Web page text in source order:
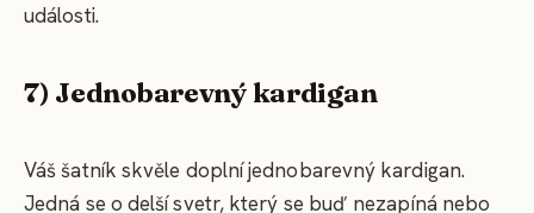
události.
7) Jednobarevný kardigan
Váš šatník skvěle doplní jednobarevný kardigan.
Jedná se o delší svetr, který se buď nezapíná nebo